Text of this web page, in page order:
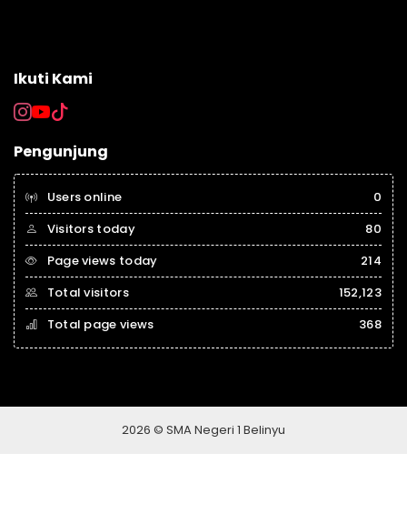
Ikuti Kami
Pengunjung
Users online
0
Visitors today
80
Page views today
214
Total visitors
152,123
Total page views
368
2026 © SMA Negeri 1 Belinyu